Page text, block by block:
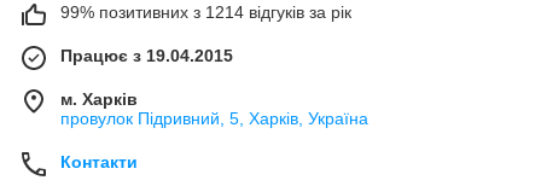
99% позитивних з 1214 відгуків за рік
Працює з 19.04.2015
м. Харків
провулок Підривний, 5, Харків, Україна
Контакти